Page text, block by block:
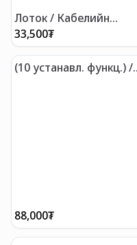
Лоток / Кабелийн
тавиур
33,500₮
(10 устанавл. функц.) /
88,000₮